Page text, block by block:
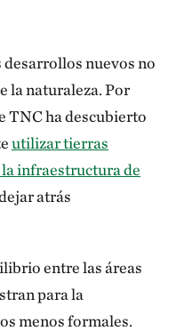
desarrollos nuevos no
la naturaleza. Por
TNC ha descubierto
utilizar tierras
infraestructura de
atrás
entre las áreas
para la
menos formales.